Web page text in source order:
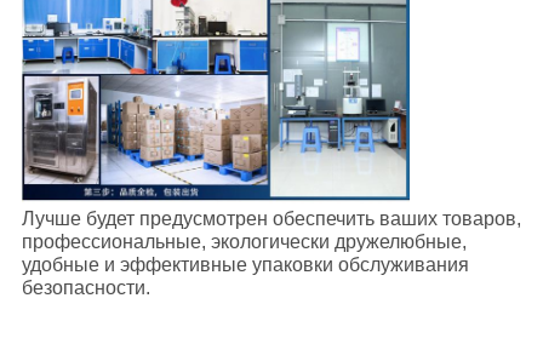
Лучше будет предусмотрен обеспечить ваших товаров,
профессиональные, экологически дружелюбные,
удобные и эффективные упаковки обслуживания
безопасности.